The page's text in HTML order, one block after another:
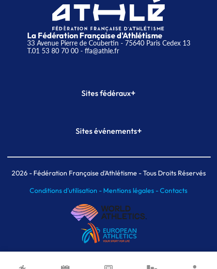
La Fédération Française d'Athlétisme
33 Avenue Pierre de Coubertin - 75640 Paris Cedex 13
T.01 53 80 70 00- ffa@athle.fr
Sites fédéraux+
Plateforme Formation
Sites événements+
Meeting de Paris indoor
MAIF Ekiden de Paris
2026- Fédération Française d'Athlétisme - Tous Droits Réservés
Conditions d'utilisation - Mentions légales -Contacts